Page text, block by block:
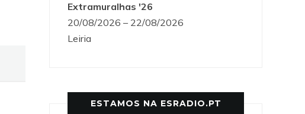
Extramuralhas '26
20/08/2026 – 22/08/2026
Leiria
ESTAMOS NA ESRADIO.PT